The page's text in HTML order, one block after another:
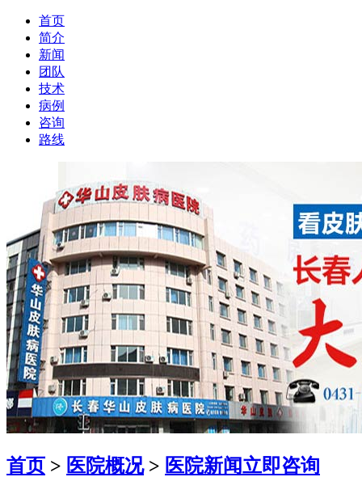
首页
简介
新闻
团队
技术
病例
咨询
路线
首页 > 医院概况> 医院新闻立即咨询